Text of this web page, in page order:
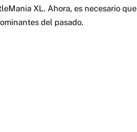
XL. Ahora, es necesario que
del pasado.